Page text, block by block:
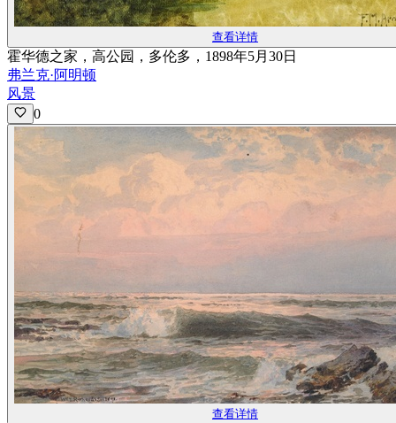
查看详情
霍华德之家，高公园，多伦多，1898年5月30日
弗兰克·阿明顿
风景
0
查看详情